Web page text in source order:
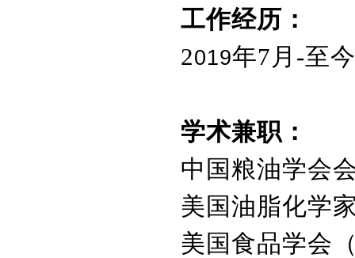
工作经历：
2019年7 月 -至
学术兼职：
中国粮油学会
美国油脂化学
美国食品学会